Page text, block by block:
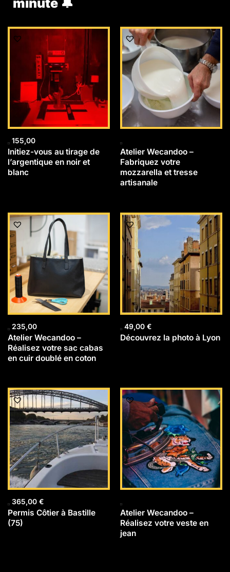
155,00
Initiez-vous au tirage de
l’argentique en noir et
blanc
Atelier Wecandoo –
Fabriquez votre
mozzarella et tresse
artisanale
235,00
Atelier Wecandoo –
Réalisez votre sac cabas
en cuir doublé en coton
49,00 €
Découvrez la photo à Lyon
365,00 €
Permis Côtier à Bastille
(75)
Atelier Wecandoo –
Réalisez votre veste en
jean